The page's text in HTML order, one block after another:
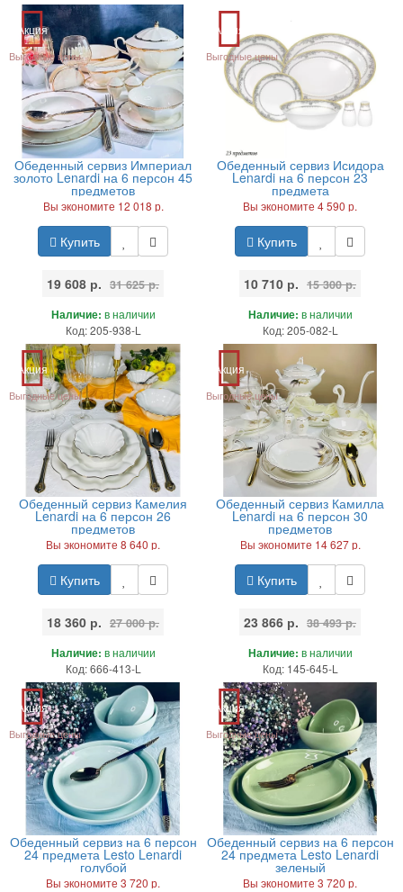
Акция
Выгодные цены
Обеденный сервиз Империал
золото Lenardi на 6 персон 45
предметов
Вы экономите 12 018 р.
Купить
19 608 р. 31 625 р.
Наличие: в наличии
Код: 205-938-L
Акция
Выгодные цены
Обеденный сервиз Исидора
Lenardi на 6 персон 23
предмета
Вы экономите 4 590 р.
Купить
10 710 р. 15 300 р.
Наличие: в наличии
Код: 205-082-L
Акция
Выгодные цены
Обеденный сервиз Камелия
Lenardi на 6 персон 26
предметов
Вы экономите 8 640 р.
Купить
18 360 р. 27 000 р.
Наличие: в наличии
Код: 666-413-L
Акция
Выгодные цены
Обеденный сервиз Камилла
Lenardi на 6 персон 30
предметов
Вы экономите 14 627 р.
Купить
23 866 р. 38 493 р.
Наличие: в наличии
Код: 145-645-L
Акция
Выгодные цены
Обеденный сервиз на 6 персон
24 предмета Lesto Lenardi
голубой
Вы экономите 3 720 р.
Акция
Выгодные цены
Обеденный сервиз на 6 персон
24 предмета Lesto Lenardi
зеленый
Вы экономите 3 720 р.